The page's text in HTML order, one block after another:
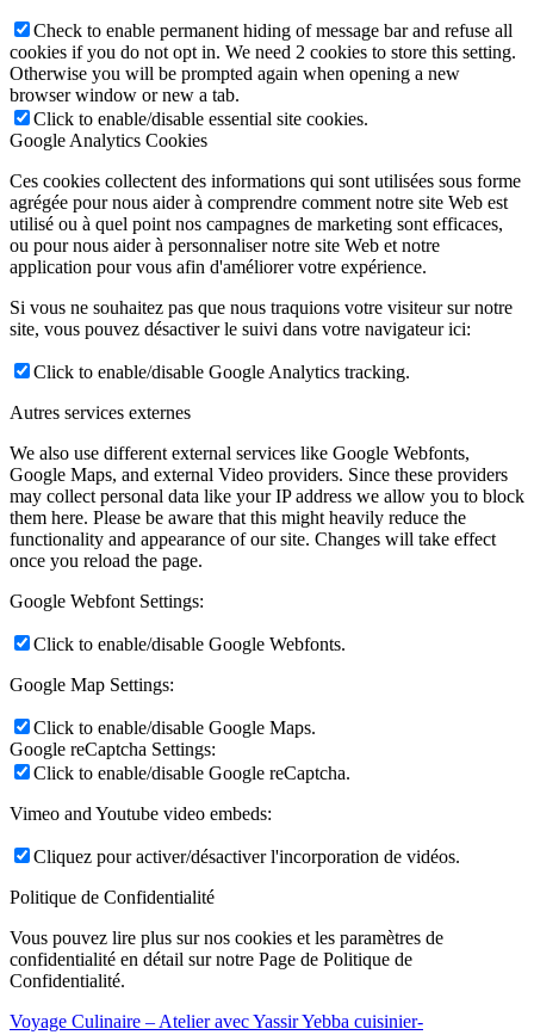
Check to enable permanent hiding of message bar and refuse all
cookies if you do not opt in. We need 2 cookies to store this setting.
Otherwise you will be prompted again when opening a new
browser window or new a tab.
Click to enable/disable essential site cookies.
Google Analytics Cookies
Ces cookies collectent des informations qui sont utilisées sous forme
agrégée pour nous aider à comprendre comment notre site Web est
utilisé ou à quel point nos campagnes de marketing sont efficaces,
ou pour nous aider à personnaliser notre site Web et notre
application pour vous afin d'améliorer votre expérience.
Si vous ne souhaitez pas que nous traquions votre visiteur sur notre
site, vous pouvez désactiver le suivi dans votre navigateur ici:
Click to enable/disable Google Analytics tracking.
Autres services externes
We also use different external services like Google Webfonts,
Google Maps, and external Video providers. Since these providers
may collect personal data like your IP address we allow you to block
them here. Please be aware that this might heavily reduce the
functionality and appearance of our site. Changes will take effect
once you reload the page.
Google Webfont Settings:
Click to enable/disable Google Webfonts.
Google Map Settings:
Click to enable/disable Google Maps.
Google reCaptcha Settings:
Click to enable/disable Google reCaptcha.
Vimeo and Youtube video embeds:
Cliquez pour activer/désactiver l'incorporation de vidéos.
Politique de Confidentialité
Vous pouvez lire plus sur nos cookies et les paramètres de
confidentialité en détail sur notre Page de Politique de
Confidentialité.
Voyage Culinaire – Atelier avec Yassir Yebba cuisinier-